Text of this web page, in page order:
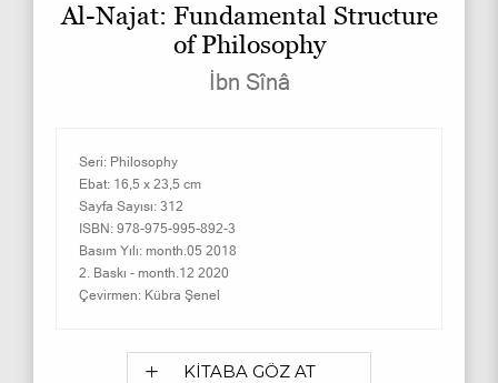
Al-Najat: Fundamental Structure
of Philosophy
İbn Sînâ
Seri: Philosophy
Ebat: 16,5 x 23,5 cm
Sayfa Sayısı: 312
ISBN: 978-975-995-892-3
Basım Yılı: month.05 2018
2. Baskı - month.12 2020
Çevirmen: Kübra Şenel
KİTABA GÖZ AT